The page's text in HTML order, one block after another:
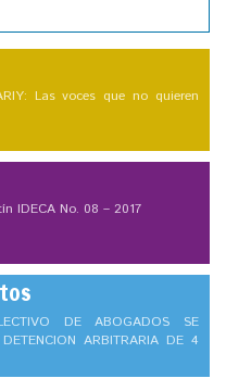
Las voces que no quieren
IDECA No. 08 – 2017
DE ABOGADOS SE
ARBITRARIA DE 4